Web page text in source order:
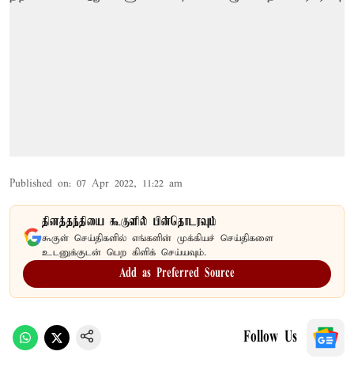
Published on: 07 Apr 2022, 11:22 am
தினத்தந்தியை கூகுளில் பின்தொடரவும்
கூகுள் செய்திகளில் எங்களின் முக்கியச் செய்திகளை
உடனுக்குடன் பெற கிளிக் செய்யவும்.
Add as Preferred Source
Follow Us